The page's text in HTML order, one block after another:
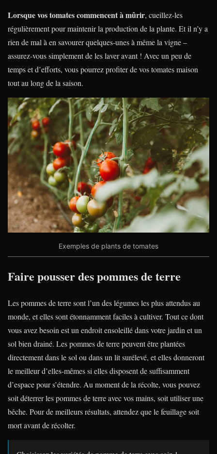
Lorsque vos tomates commencent à mûrir, cueillez-les
régulièrement pour maintenir la production de la plante. Et il n’y a
rien de mal à en savourer quelques-unes à même la vigne –
assurez-vous simplement de les laver avant ! Avec un peu de
temps et d’efforts, vous pourrez profiter de vos tomates maison
tout au long de la saison.
Exemples de plants de tomates
Faire pousser des pommes de terre
Les pommes de terre sont l’un des légumes les plus attendus au
monde, et elles sont étonnamment faciles à cultiver. Tout ce dont
vous avez besoin est un endroit ensoleillé dans votre jardin et un
sol bien drainé. Les pommes de terre peuvent être plantées
directement dans le sol ou dans un lit surélevé, et elles donneront
le meilleur d’elles-mêmes si elles disposent de suffisamment
d’espace pour s’étendre. Au moment de la récolte, vous pouvez
soit déterrer les pommes de terre avec vos mains, soit utiliser une
bêche. Pour de meilleurs résultats, attendez que le feuillage soit
mort avant de récolter.